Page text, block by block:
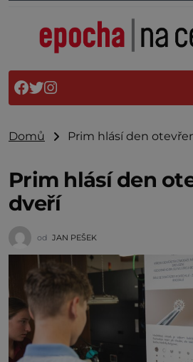
Domů Prim hlásí den
Prim hlásí den
dveří
od JAN PEŠEK